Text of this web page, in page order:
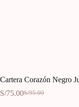
Cartera Corazón Negro
S/95.00
S/75.00